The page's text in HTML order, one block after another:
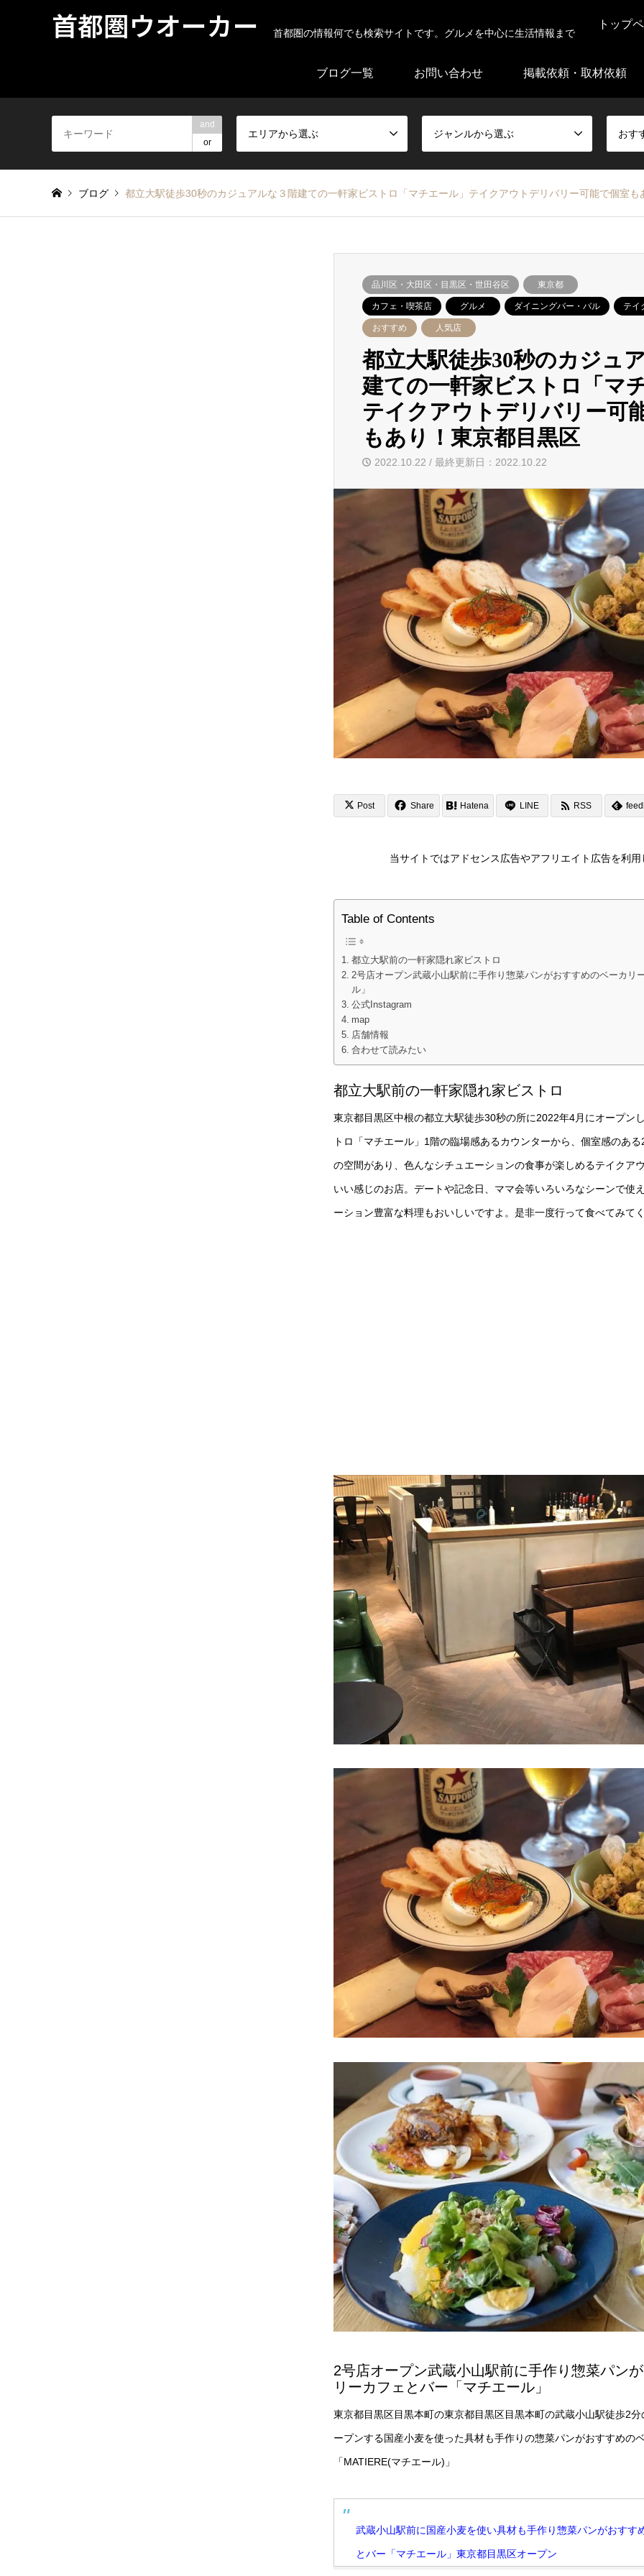
首都圏ウオーカー 首都圏の情報何でも検索サイトです。グルメを中心に生活情報まで
トップ
ブログ一覧 お問い合わせ 掲載依頼・取材依頼
and
or
エリアから選ぶ ジャンルから選ぶ おす
ブログ 都立大駅徒歩30秒のカジュアルな３階建ての一軒家ビストロ「マチエール」テイクアウトデリバリー可能で個室も
品川区・大田区・目黒区・世田谷区 東京都
カフェ・喫茶店 グルメ ダイニングバー・バル テイ
おすすめ 人気店
都立大駅徒歩30秒のカジュ
建ての一軒家ビストロ「マ
テイクアウトデリバリー可
もあり！東京都目黒区
2022.10.22 / 最終更新日：2022.10.22
Post Share Hatena LINE RSS
当サイトではアドセンス広告やアフリエイト広告を利
Table of Contents
都立大駅前の一軒家隠れ家ビストロ
2号店オープン武蔵小山駅前に手作り惣菜パンがおすすめのベーカリ
ル」
公式Instagram
map
店舗情報
合わせて読みたい
都立大駅前の一軒家隠れ家ビストロ
東京都目黒区中根の都立大駅徒歩30秒の所に2022年4月にオープン
トロ「マチエール」1階の臨場感あるカウンターから、個室感のあ
の空間があり、色んなシチュエーションの食事が楽しめるテイクア
いい感じのお店。デートや記念日、ママ会等いろいろなシーンで使
ーション豊富な料理もおいしいですよ。是非一度行って食べてみて
2号店オープン武蔵小山駅前に手作り惣菜パン
リーカフェとバー「マチエール」
東京都目黒区目黒本町の東京都目黒区目黒本町の武蔵小山駅徒歩2
ープンする国産小麦を使った具材も手作りの惣菜パンがおすすめの
「MATIERE(マチエール)」
武蔵小山駅前に国産小麦を使い具材も手作り惣菜パンがおすす
とバー「マチエール」東京都目黒区オープン